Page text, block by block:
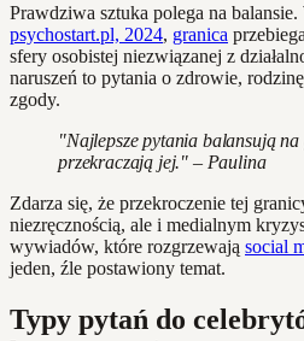
Prawdziwa sztuka polega na balansie.
psychostart.pl, 2024, granica
sfery osobistej niezwiązanej z
naruszeń to pytania o zdrowie,
zgody.
"Najlepsze pytania balansują
przekraczają jej." – Paulina
Zdarza się, że przekroczenie tej
niezręcznością, ale i medialnym
wywiadów, które rozgrzewają social
jeden, źle postawiony temat.
Typy pytań do